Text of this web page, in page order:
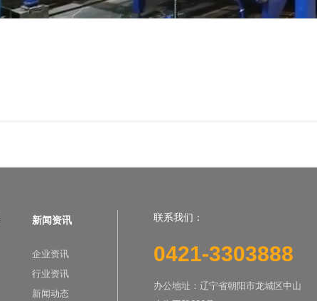
新闻资讯
企业资讯
行业资讯
新闻动态
联系我们：
0421-3303888
办公地址：辽宁省朝阳市龙城区中山